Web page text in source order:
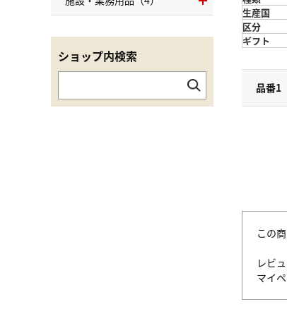
生産国
区分
ギフト
品番1
この
レビ
マイ
ショップ内検索